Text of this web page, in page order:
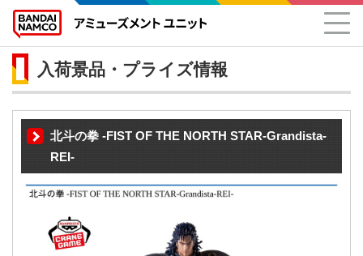
入荷景品・プライズ情報
北斗の拳 -FIST OF THE NORTH STAR-Grandista-
REI-